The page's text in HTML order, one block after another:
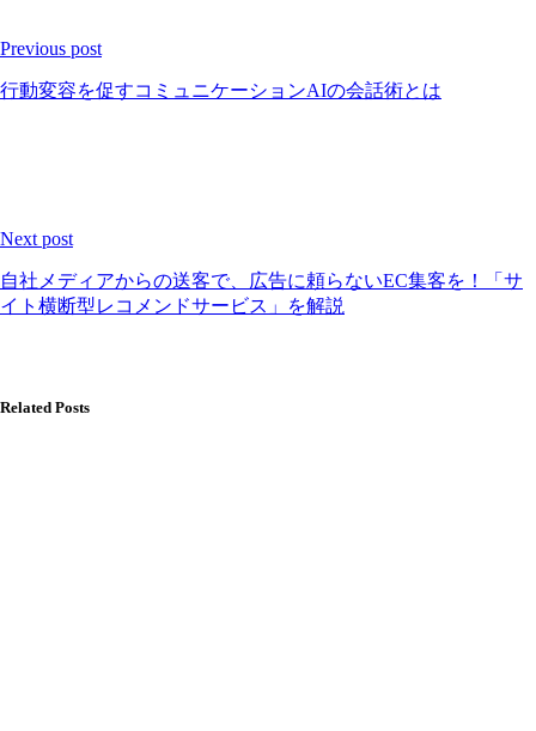
Previous post
行動変容を促すコミュニケーションAIの会話術とは
Next post
自社メディアからの送客で、広告に頼らないEC集客を！「サ
イト横断型レコメンドサービス」を解説
Related Posts